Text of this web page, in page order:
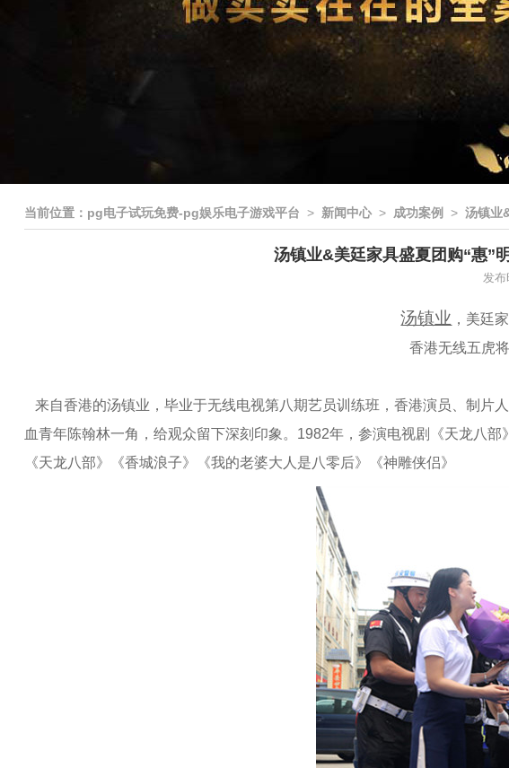
当前位置： pg电子试玩免费-pg娱乐电子游戏平台 > 新闻中心 > 成功案例 > 汤镇业
汤镇业&美廷家具盛夏团购“惠”
发布
汤镇业 ，美廷
香港无线五虎
来自香港的汤镇业，毕业于无线电视第八期艺员训练班，香港演员、制片
血青年陈翰林一角，给观众留下深刻印象。1982年，参演电视剧《天龙八
《天龙八部》《香城浪子》《我的老婆大人是八零后》《神雕侠侣》